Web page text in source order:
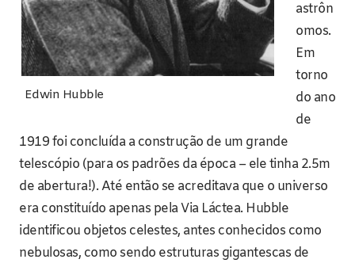
Edwin Hubble
astrôn
omos.
Em
torno
do ano
de
1919 foi concluída a construção de um grande
telescópio (para os padrões da época – ele tinha 2.5m
de abertura!). Até então se acreditava que o universo
era constituído apenas pela Via Láctea. Hubble
identificou objetos celestes, antes conhecidos como
nebulosas, como sendo estruturas gigantescas de